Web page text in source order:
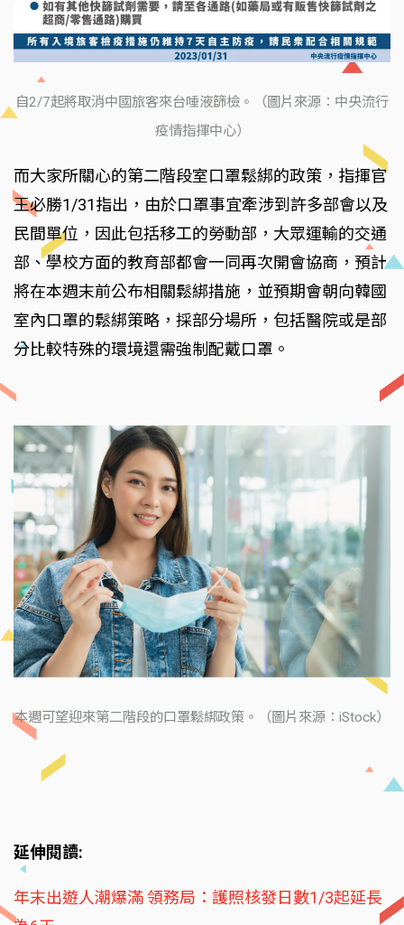
自2/7起將取消中國旅客來台唾液篩檢。（圖片來源：中央流行
疫情指揮中心）
而大家所關心的第二階段室口罩鬆綁的政策，指揮官
王必勝1/31指出，由於口罩事宜牽涉到許多部會以及
民間單位，因此包括移工的勞動部，大眾運輸的交通
部、學校方面的教育部都會一同再次開會協商，預計
將在本週末前公布相關鬆綁措施，並預期會朝向韓國
室內口罩的鬆綁策略，採部分場所，包括醫院或是部
分比較特殊的環境還需強制配戴口罩。
本週可望迎來第二階段的口罩鬆綁政策。（圖片來源：iStock）
延伸閱讀:
年末出遊人潮爆滿 領務局：護照核發日數1/3起延長